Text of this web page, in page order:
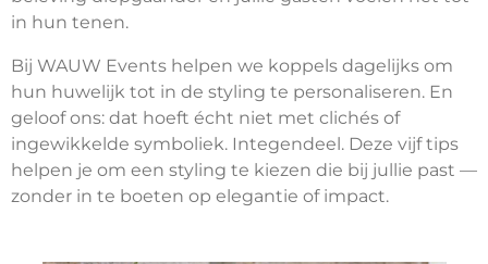
in hun tenen.
Bij WAUW Events helpen we koppels dagelijks om
hun huwelijk tot in de styling te personaliseren. En
geloof ons: dat hoeft écht niet met clichés of
ingewikkelde symboliek. Integendeel. Deze vijf tips
helpen je om een styling te kiezen die bij jullie past —
zonder in te boeten op elegantie of impact.